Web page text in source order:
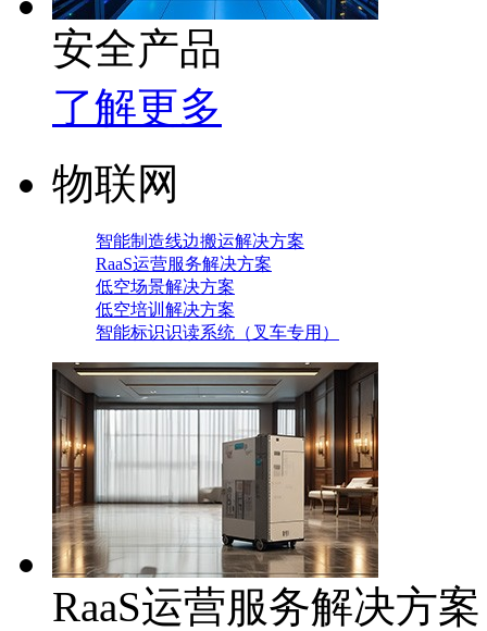
安全产品
了解更多
物联网
智能制造线边搬运解决方案
RaaS运营服务解决方案
低空场景解决方案
低空培训解决方案
智能标识识读系统（叉车专用）
RaaS运营服务解决方案